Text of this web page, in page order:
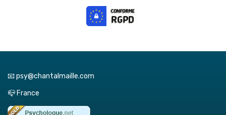
📧 psy@chantalmaille.com
📪 France